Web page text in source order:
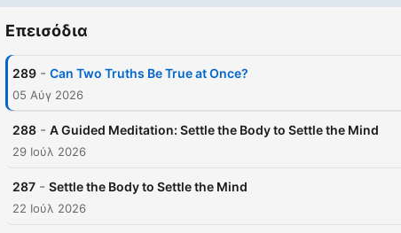
Επεισόδια
289 - Can Two Truths Be True at Once?
05 Αύγ 2026
288 - A Guided Meditation: Settle the Body to Settle the Mind
29 Ιούλ 2026
287 - Settle the Body to Settle the Mind
22 Ιούλ 2026